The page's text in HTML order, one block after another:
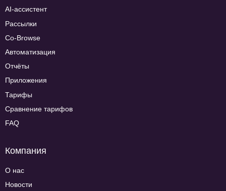
AI-ассистент
Рассылки
Co-Browse
Автоматизация
Отчёты
Приложения
Тарифы
Сравнение тарифов
FAQ
Компания
О нас
Новости